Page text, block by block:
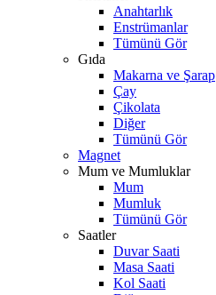
Anahtarlık
Enstrümanlar
Tümünü Gör
Gıda
Makarna ve Şarap
Çay
Çikolata
Diğer
Tümünü Gör
Magnet
Mum ve Mumluklar
Mum
Mumluk
Tümünü Gör
Saatler
Duvar Saati
Masa Saati
Kol Saati